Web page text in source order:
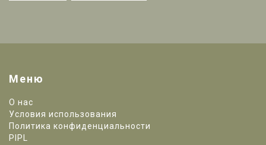
Меню
О нас
Условия использования
Политика конфиденциальности
PIPL